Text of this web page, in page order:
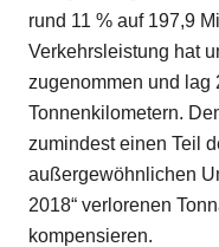
rund 11 % auf 197,9
Verkehrsleistung hat
zugenommen und lag
Tonnenkilometern.
zumindest einen Teil
außergewöhnlichen
2018“ verlorenen
kompensieren.